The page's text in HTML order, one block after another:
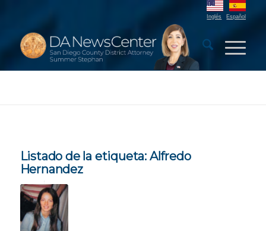
Inglés Español
Listado de la etiqueta: Alfredo
Hernandez